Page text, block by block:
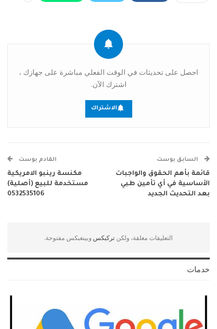
احصل على تحديثات في الوقت الفعلي مباشرة على جهازك ،
اشترك الآن.
الاشتراك
السابق بوست
قائمة بأهم الحقوق والواجبات
الأساسية في أي تأمين طبي
بعد التحديث الجديد
القادم بوست
مكنسة رينبو الامريكية
مستخدمة للبيع (أصلية)
0532535106
التعليقات مغلقة، ولكن تركبكس وبينغبكس مفتوحة.
خدمات